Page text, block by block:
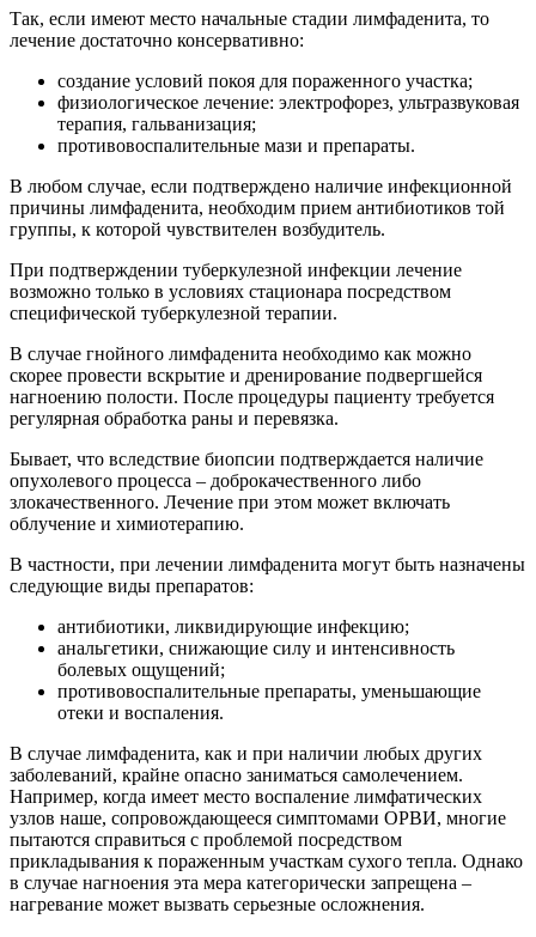
Так, если имеют место начальные стадии лимфаденита, то
лечение достаточно консервативно:
создание условий покоя для пораженного участка;
физиологическое лечение: электрофорез, ультразвуковая
терапия, гальванизация;
противовоспалительные мази и препараты.
В любом случае, если подтверждено наличие инфекционной
причины лимфаденита, необходим прием антибиотиков той
группы, к которой чувствителен возбудитель.
При подтверждении туберкулезной инфекции лечение
возможно только в условиях стационара посредством
специфической туберкулезной терапии.
В случае гнойного лимфаденита необходимо как можно
скорее провести вскрытие и дренирование подвергшейся
нагноению полости. После процедуры пациенту требуется
регулярная обработка раны и перевязка.
Бывает, что вследствие биопсии подтверждается наличие
опухолевого процесса – доброкачественного либо
злокачественного. Лечение при этом может включать
облучение и химиотерапию.
В частности, при лечении лимфаденита могут быть назначены
следующие виды препаратов:
антибиотики, ликвидирующие инфекцию;
анальгетики, снижающие силу и интенсивность
болевых ощущений;
противовоспалительные препараты, уменьшающие
отеки и воспаления.
В случае лимфаденита, как и при наличии любых других
заболеваний, крайне опасно заниматься самолечением.
Например, когда имеет место воспаление лимфатических
узлов наше, сопровождающееся симптомами ОРВИ, многие
пытаются справиться с проблемой посредством
прикладывания к пораженным участкам сухого тепла. Однако
в случае нагноения эта мера категорически запрещена –
нагревание может вызвать серьезные осложнения.